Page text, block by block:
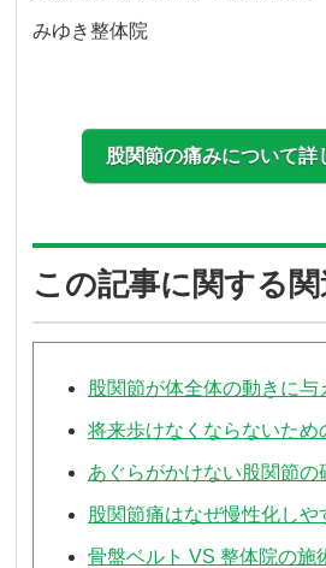
みゆき整体院
股関節の痛みについて詳
この記事に関する
股関節が体全体の動きに与
将来歩けなくならないため
あぐらがかけない股関節の
股関節痛はなぜ慢性化しや
骨盤ベルト VS 整体院の施